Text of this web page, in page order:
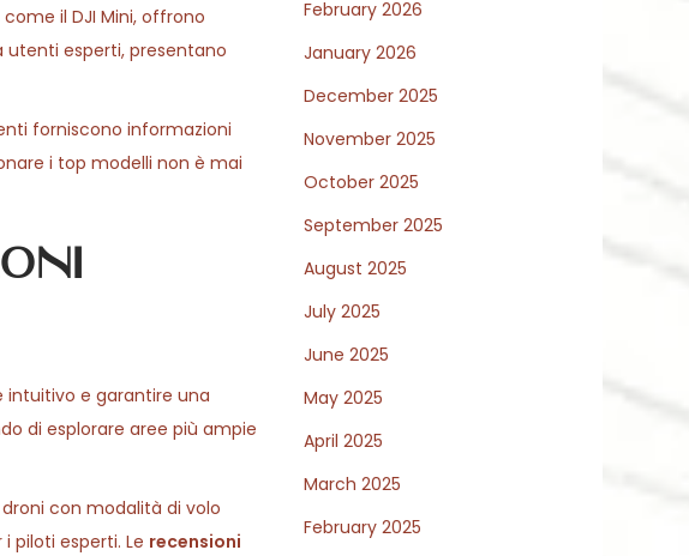
il DJI Mini, offrono
utenti esperti, presentano
forniscono informazioni
i top modelli non è mai
intuitivo e garantire una
di esplorare aree più ampie
con modalità di volo
piloti esperti. Le recensioni
February 2026
January 2026
December 2025
November 2025
October 2025
September 2025
August 2025
July 2025
June 2025
May 2025
April 2025
March 2025
February 2025